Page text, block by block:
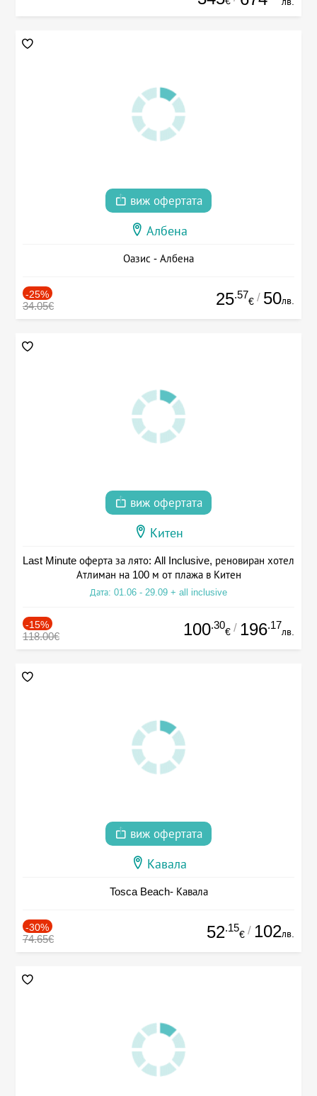
виж офертата
Албена
Оазис - Албена
-25%
34.05€ 25.57
€ / 50лв.
виж офертата
Китен
Last Minute оферта за лято: All Inclusive, реновиран хотел
Атлиман на 100 м от плажа в Китен
Дата: 01.06 - 29.09 + all inclusive
-15%
118.00€ 100.30
€ / 196.17
лв.
виж офертата
Кавала
Tosca Beach- Кавала
-30%
74.65€ 52.15
€ / 102лв.